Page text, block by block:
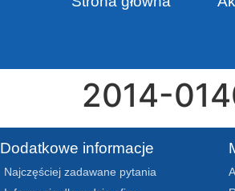
2014-
Dodatkowe informacje
Najczęściej zadawane pytania